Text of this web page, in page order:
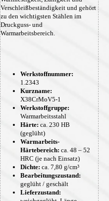
Verschleißbeständigkeit und gehört
zu den wichtigsten Stählen im
Druckguss- und
Warmarbeitsbereich.
Werkstoffnummer:
1.2343
Kurzname:
X38CrMoV5-1
Werkstoffgruppe:
Warmarbeitsstahl
Härte: ca. 230 HB
(geglüht)
Warmarbeits-
Härtebereich: ca. 48 – 52
HRC (je nach Einsatz)
Dichte: ca. 7,80 g/cm³
Bearbeitungszustand:
geglüht / geschält
Lieferzustand: